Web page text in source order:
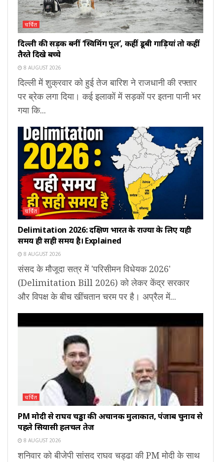
चर्चित
दिल्ली की सड़कें बनीं ‘स्विमिंग पूल’, कहीं डूबी गाड़ियां तो कहीं
तैरते दिखे बच्चे
8 AUGUST 2026
दिल्ली में शुक्रवार को हुई तेज बारिश ने राजधानी की रफ्तार
पर ब्रेक लगा दिया। कई इलाकों में सड़कों पर इतना पानी भर
गया कि...
चर्चित
Delimitation 2026: दक्षिण भारत के राज्यों के लिए यही
समय ही सही समय है। Explained
8 AUGUST 2026
संसद के मौजूदा सत्र में 'परिसीमन विधेयक 2026'
(Delimitation Bill 2026) को लेकर केंद्र सरकार
और विपक्ष के बीच खींचतान चरम पर है। अप्रैल में...
चर्चित
PM मोदी से राघव चड्ढा की अचानक मुलाकात, पंजाब चुनाव से
पहले सियासी हलचल तेज
8 AUGUST 2026
शनिवार को बीजेपी सांसद राघव चड्ढा की PM मोदी के साथ